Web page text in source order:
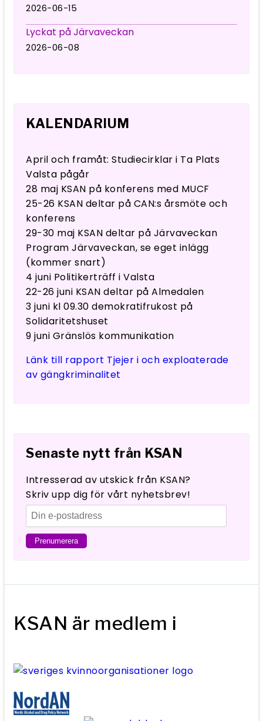
2026-06-15
Lyckat på Järvaveckan
2026-06-08
KALENDARIUM
April och framåt: Studiecirklar i Ta Plats
Valsta pågår
28 maj KSAN på konferens med MUCF
25-26 KSAN deltar på CAN:s årsmöte och
konferens
29-30 maj KSAN deltar på Järvaveckan
Program Järvaveckan, se eget inlägg
(kommer snart)
4 juni Politikerträff i Valsta
22-26 juni KSAN deltar på Almedalen
3 juni kl 09.30 demokratifrukost på
Solidaritetshuset
9 juni Gränslös kommunikation
Länk till rapport Tjejer i och exploaterade
av gängkriminalitet
Senaste nytt från KSAN
Intresserad av utskick från KSAN?
Skriv upp dig för vårt nyhetsbrev!
KSAN är medlem i